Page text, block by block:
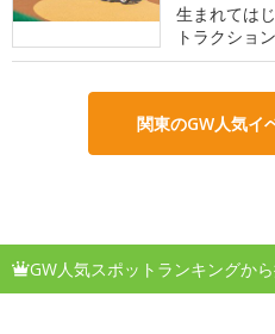
生まれては
トラクショ
関東のGW人気イ
GW人気スポットランキングから